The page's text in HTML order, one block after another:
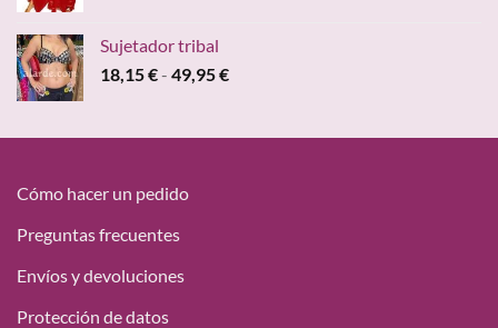
era:
47,00 €.19,95 €.
Sujetador tribal
18,15€- 49,95€Rango
desde
Cómo hacer un pedido
Preguntas frecuentes
Envíos y devoluciones
Protección de datos